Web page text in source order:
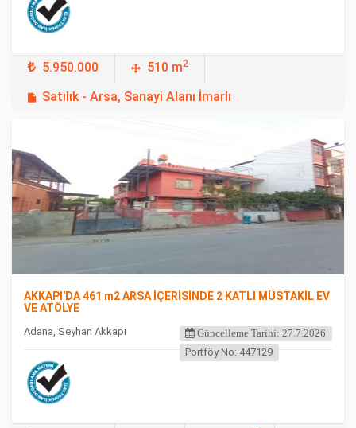
5.950.000 510 m2
Satılık - Arsa, Sanayi Alanı İmarlı
AKKAPI'DA 461 m2 ARSA İÇERİSİNDE 2 KATLI MÜSTAKİL EV
VE ATÖLYE
Adana, Seyhan Akkapı Güncelleme Tarihi: 27.7.2026
Portföy No: 447129